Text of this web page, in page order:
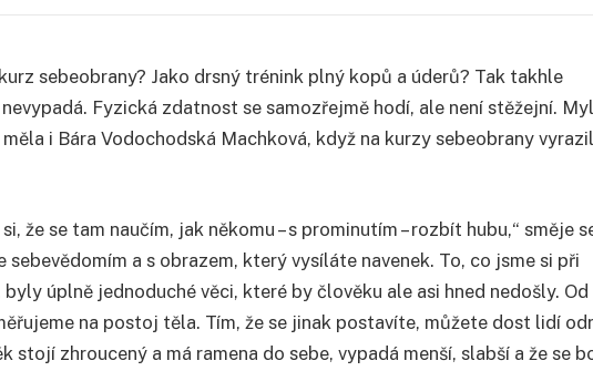
sebeobrany? Jako drsný trénink plný kopů a úderů? Tak takhle
Fyzická zdatnost se samozřejmě hodí, ale není stěžejní.
i Bára Vodochodská Machková, když na kurzy sebeobrany
že se tam naučím, jak někomu – s prominutím – rozbít hubu,“ směje
sebevědomím a s obrazem, který vysíláte navenek. To, co jsme si při
úplně jednoduché věci, které by člověku ale asi hned nedošly. Od
na postoj těla. Tím, že se jinak postavíte, můžete dost lidí
stojí zhroucený a má ramena do sebe, vypadá menší, slabší a že se